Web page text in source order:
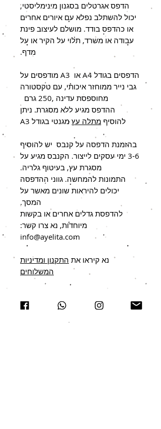
הדפס אגרטלים בסגנון מינימליסטי,
יכול להשתלב נפלא עם איורים אחרים
או כהדפס בודד. מושלם לעיצוב פינת
עבודה או משרד, תלוי על הקיר או על
מדף.
הדפסים בגודל A4 או A3 מודפסים על
גבי נייר ממוחזר איכותי, עם טקסטורה
מחוספסת עדינה ,250 גרם
ההדפס מגיע ללא מסגרת. ניתן
להוסיף מתלה עץמגנטי בגודל A3
בהזמנת הדפסה על קנבס יש להוסיף
3-6 ימי עסקים לייצור. הקנבס מגיע על
מסגרת עץ, בעיטוף גלריה.
התמונות להמחשה. גווני ההדפסה
יכולים להיראות שונים מאשר על
המסך.
להדפסת גדלים אחרים או בקשות
מיוחדות, נא צרו קשר:
info@ayelita.com
נא קיראו את התקנון ומדיניות
המשלוחים